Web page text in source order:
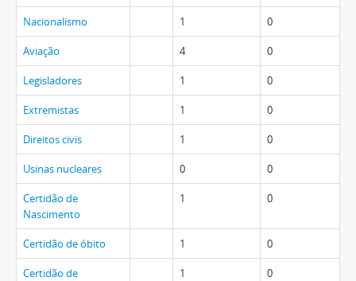
Nacionalismo 1 0
Aviação 4 0
Legisladores 1 0
Extremistas 1 0
Direitos civis 1 0
Usinas nucleares 0 0
Certidão de
Nascimento
1 0
Certidão de óbito 1 0
Certidão de
1 0